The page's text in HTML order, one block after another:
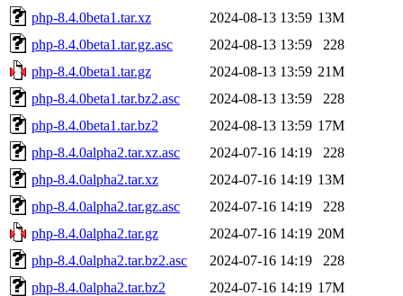
php-8.4.0beta1.tar.xz
2024-08-13 13:59 13M
php-8.4.0beta1.tar.gz.asc
2024-08-13 13:59
228
php-8.4.0beta1.tar.gz
2024-08-13 13:59 21M
php-8.4.0beta1.tar.bz2.asc
2024-08-13 13:59
228
php-8.4.0beta1.tar.bz2
2024-08-13 13:59 17M
php-8.4.0alpha2.tar.xz.asc
2024-07-16 14:19
228
php-8.4.0alpha2.tar.xz
2024-07-16 14:19 13M
php-8.4.0alpha2.tar.gz.asc
2024-07-16 14:19
228
php-8.4.0alpha2.tar.gz
2024-07-16 14:19 20M
php-8.4.0alpha2.tar.bz2.asc
2024-07-16 14:19
228
php-8.4.0alpha2.tar.bz2
2024-07-16 14:19 17M